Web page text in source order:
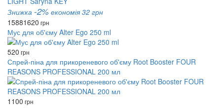
Знижка -2% економія 32 грн
15881620 грн
Мус для об'єму Alter Ego 250 ml
520 грн
Спрей-піна для прикореневого об'єму Root Booster FOUR
REASONS PROFESSIONAL 200 мл
1100 грн